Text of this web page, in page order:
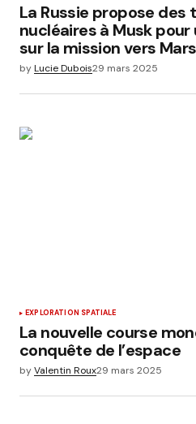
La Russie propose des
nucléaires à Musk
sur la mission vers Mars
byLucie Dubois29 mars 2025
EXPLORATION SPATIALE
La nouvelle course
conquête de l’espace
byValentin Roux29 mars 2025